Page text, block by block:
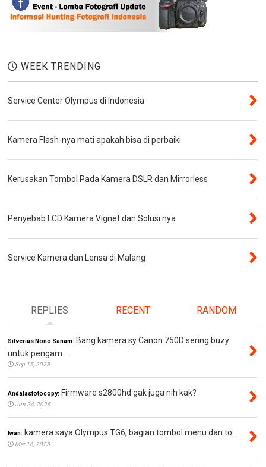
WEEK TRENDING
Service Center Olympus di Indonesia
Kamera Flash-nya mati apakah bisa di perbaiki
Kerusakan Tombol Pada Kamera DSLR dan Mirrorless
Penyebab LCD Kamera Vignet dan Solusi nya
Service Kamera dan Lensa di Malang
REPLIES RECENT RANDOM
Silverius Nono Sanam: Bang.kamera sy Canon 750D sering buzy
untuk pengam...
Sep 15, 2025
Andalasfotocopy: Firmware s2800hd gak juga nih kak?
Jun 24, 2025
Iwan: kamera saya Olympus TG6, bagian tombol menu dan to...
Mar 16, 2025